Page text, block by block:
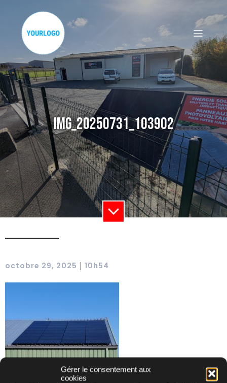
Gérer le consentement aux
cookies
IMG_20250731_103902
octobre 29, 2025 10h54